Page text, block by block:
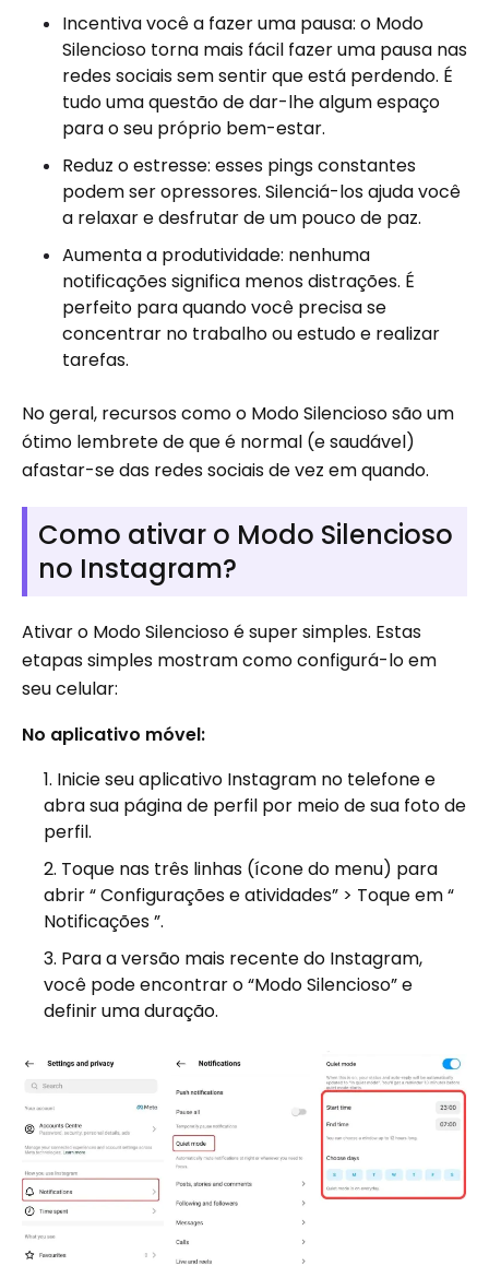
Incentiva você a fazer uma pausa: o Modo
Silencioso torna mais fácil fazer uma pausa nas
redes sociais sem sentir que está perdendo. É
tudo uma questão de dar-lhe algum espaço
para o seu próprio bem-estar.
Reduz o estresse: esses pings constantes
podem ser opressores. Silenciá-los ajuda você
a relaxar e desfrutar de um pouco de paz.
Aumenta a produtividade: nenhuma
notificações significa menos distrações. É
perfeito para quando você precisa se
concentrar no trabalho ou estudo e realizar
tarefas.
No geral, recursos como o Modo Silencioso são um
ótimo lembrete de que é normal (e saudável)
afastar-se das redes sociais de vez em quando.
Como ativar o Modo Silencioso
no Instagram?
Ativar o Modo Silencioso é super simples. Estas
etapas simples mostram como configurá-lo em
seu celular:
No aplicativo móvel:
Inicie seu aplicativo Instagram no telefone e
abra sua página de perfil por meio de sua foto de
perfil.
Toque nas três linhas (ícone do menu) para
abrir “ Configurações e atividades” > Toque em “
Notificações ”.
Para a versão mais recente do Instagram,
você pode encontrar o “Modo Silencioso” e
definir uma duração.